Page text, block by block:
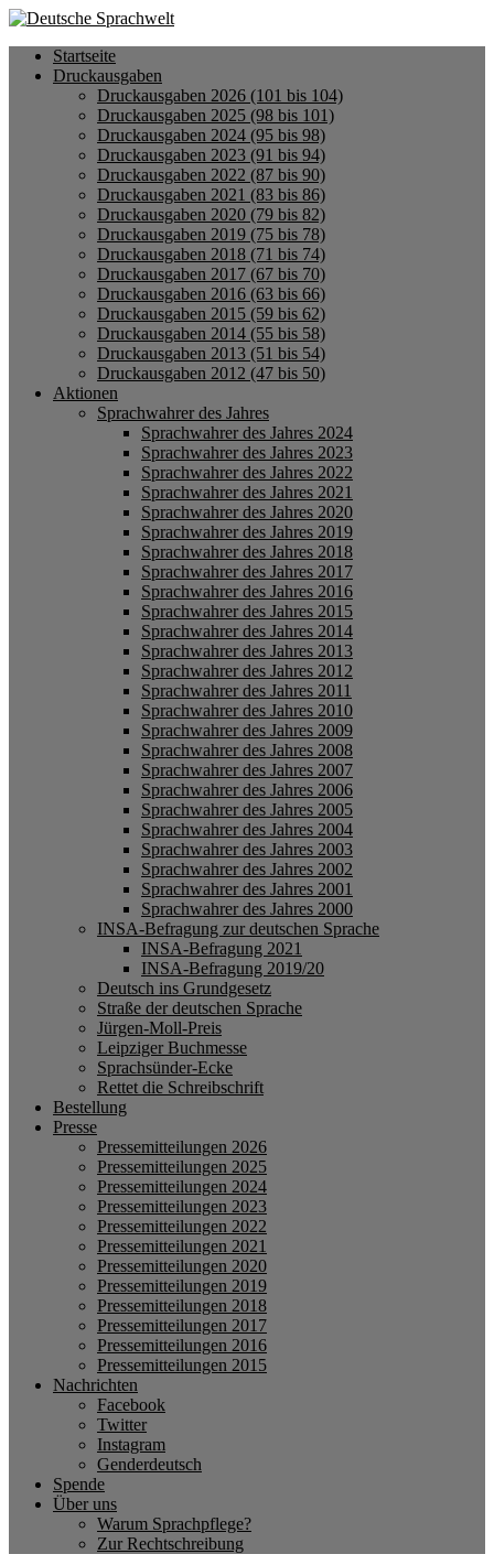
Startseite
Druckausgaben
Druckausgaben 2026 (101 bis 104)
Druckausgaben 2025 (98 bis 101)
Druckausgaben 2024 (95 bis 98)
Druckausgaben 2023 (91 bis 94)
Druckausgaben 2022 (87 bis 90)
Druckausgaben 2021 (83 bis 86)
Druckausgaben 2020 (79 bis 82)
Druckausgaben 2019 (75 bis 78)
Druckausgaben 2018 (71 bis 74)
Druckausgaben 2017 (67 bis 70)
Druckausgaben 2016 (63 bis 66)
Druckausgaben 2015 (59 bis 62)
Druckausgaben 2014 (55 bis 58)
Druckausgaben 2013 (51 bis 54)
Druckausgaben 2012 (47 bis 50)
Aktionen
Sprachwahrer des Jahres
Sprachwahrer des Jahres 2024
Sprachwahrer des Jahres 2023
Sprachwahrer des Jahres 2022
Sprachwahrer des Jahres 2021
Sprachwahrer des Jahres 2020
Sprachwahrer des Jahres 2019
Sprachwahrer des Jahres 2018
Sprachwahrer des Jahres 2017
Sprachwahrer des Jahres 2016
Sprachwahrer des Jahres 2015
Sprachwahrer des Jahres 2014
Sprachwahrer des Jahres 2013
Sprachwahrer des Jahres 2012
Sprachwahrer des Jahres 2011
Sprachwahrer des Jahres 2010
Sprachwahrer des Jahres 2009
Sprachwahrer des Jahres 2008
Sprachwahrer des Jahres 2007
Sprachwahrer des Jahres 2006
Sprachwahrer des Jahres 2005
Sprachwahrer des Jahres 2004
Sprachwahrer des Jahres 2003
Sprachwahrer des Jahres 2002
Sprachwahrer des Jahres 2001
Sprachwahrer des Jahres 2000
INSA-Befragung zur deutschen Sprache
INSA-Befragung 2021
INSA-Befragung 2019/20
Deutsch ins Grundgesetz
Straße der deutschen Sprache
Jürgen-Moll-Preis
Leipziger Buchmesse
Sprachsünder-Ecke
Rettet die Schreibschrift
Bestellung
Presse
Pressemitteilungen 2026
Pressemitteilungen 2025
Pressemitteilungen 2024
Pressemitteilungen 2023
Pressemitteilungen 2022
Pressemitteilungen 2021
Pressemitteilungen 2020
Pressemitteilungen 2019
Pressemitteilungen 2018
Pressemitteilungen 2017
Pressemitteilungen 2016
Pressemitteilungen 2015
Nachrichten
Facebook
Twitter
Instagram
Genderdeutsch
Spende
Über uns
Warum Sprachpflege?
Zur Rechtschreibung